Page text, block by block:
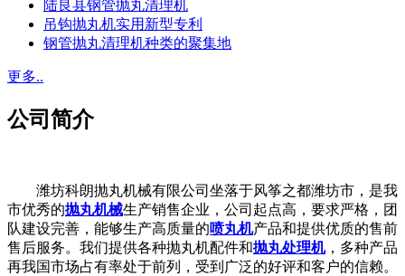
陆良县钢管抛丸清理机
吊钩抛丸机实用新型专利
钢管抛丸清理机种类的聚集地
更多..
公司简介
潍坊科朗抛丸机械有限公司坐落于风筝之都潍坊市，是我
市优秀的抛丸机械生产销售企业，公司起点高，要求严格，团
队建设完善，能够生产高质量的喷丸机产品和提供优质的售前
售后服务。我们提供各种抛丸机配件和抛丸处理机，多种产品
再我国市场占有率处于前列，受到广泛的好评和客户的信赖。